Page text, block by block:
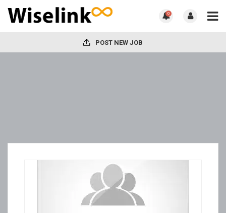
0
POST NEW JOB